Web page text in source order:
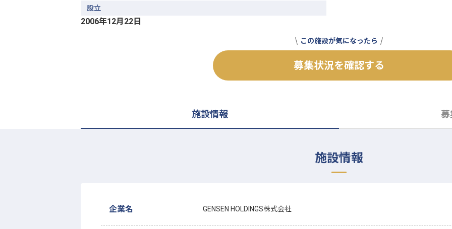
設立
2006年12月22日
この施設が気になったら
募集状況を確認する
施設情報 募
施設情報
企業名 GENSEN HOLDINGS株式会社